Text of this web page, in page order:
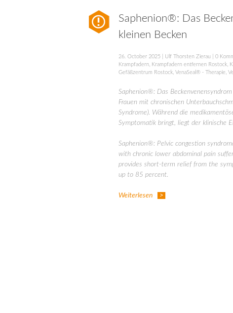
Saphenion®: Das
kleinen Becken
26. October 2025 Ulf Thorsten Zierau 0
Krampfadern
Krampfadern entfernen Rostock
Gefäßzentrum Rostock VenaSeal® - Therapie
Saphenion®: Das
Frauen mit chronischen
Syndrome). Während die
Symptomatik bringt, liegt der klinische
Saphenion®: Pelvic congestion
with chronic lower abdominal pain
provides short-term relief from the
up to 85 percent.
Weiterlesen